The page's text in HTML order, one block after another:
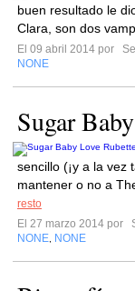
buen resultado le
Clara, son dos
El 09 abril 2014 por
NONE
Sugar
sencillo (¡y a la vez
mantener o no a
resto
El 27 marzo 2014 por
NONE NONE